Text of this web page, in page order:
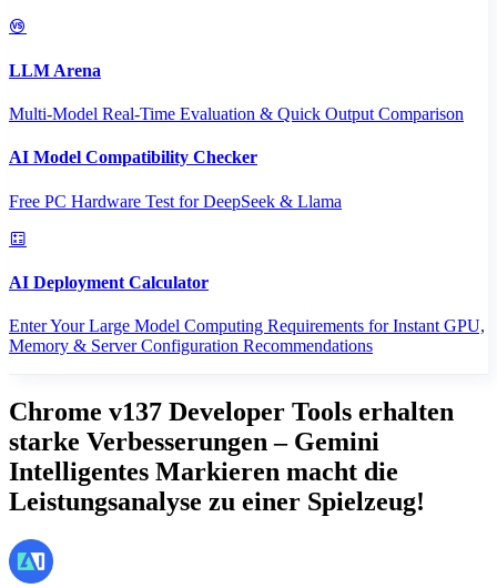
LLM Arena
Multi-Model Real-Time Evaluation & Quick Output Comparison
AI Model Compatibility Checker
Free PC Hardware Test for DeepSeek & Llama
AI Deployment Calculator
Enter Your Large Model Computing Requirements for Instant GPU,
Memory & Server Configuration Recommendations
Chrome v137 Developer Tools erhalten
starke Verbesserungen – Gemini
Intelligentes Markieren macht die
Leistungsanalyse zu einer Spielzeug!